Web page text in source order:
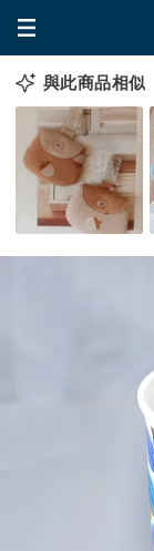
與此商品相似